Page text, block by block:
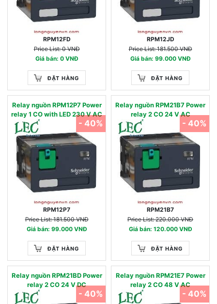
RPM12FD
Price List: 0 VNĐ
Giá bán: 0 VNĐ
ĐẶT HÀNG
RPM12JD
Price List: 181.500 VNĐ
Giá bán: 99.000 VNĐ
ĐẶT HÀNG
Relay nguồn RPM12P7 Power
relay 1 CO with LED 230 V AC
RPM12P7
Price List: 181.500 VNĐ
Giá bán: 99.000 VNĐ
ĐẶT HÀNG
- 40%
Relay nguồn RPM21B7 Power
relay 2 CO 24 V AC
RPM21B7
Price List: 220.000 VNĐ
Giá bán: 120.000 VNĐ
ĐẶT HÀNG
- 40%
Relay nguồn RPM21BD Power
relay 2 CO 24 V DC
- 40%
Relay nguồn RPM21E7 Power
relay 2 CO 48 V AC
- 40%